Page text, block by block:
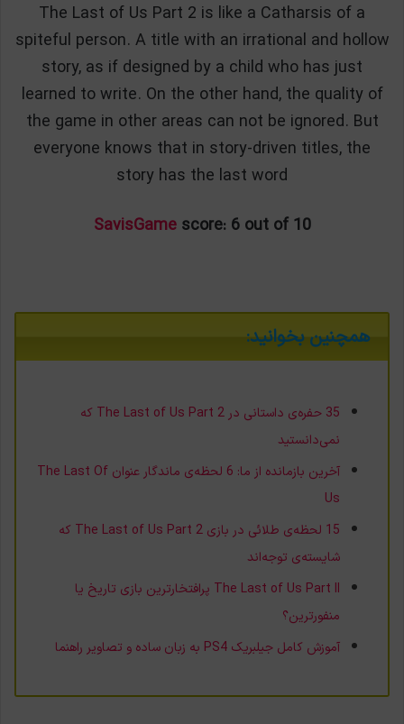
The Last of Us Part 2 is like a Catharsis of a
spiteful person. A title with an irrational and hollow
story, as if designed by a child who has just
learned to write. On the other hand, the quality of
the game in other areas can not be ignored. But
everyone knows that in story-driven titles, the
story has the last word
SavisGamescore: 6 out of 10
همچنین بخوانید:
35 حفره‌ی داستانی در The Last of Us Part 2 که
نمی‌دانستید
آخرین بازمانده از ما: 6 لحظه‌ی ماندگار عنوان The Last Of
Us
15 لحظه‌ی طلائی در بازی The Last of Us Part 2 که
شایسته‌ی توجه‌اند
The Last of Us Part II پرافتخارترین بازی تاریخ یا
منفورترین؟
آموزش کامل جیلبریک PS4 به زبان ساده و تصاویر راهنما